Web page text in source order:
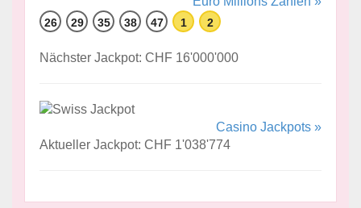
26 29 35 38 47 1 2
Nächster Jackpot: CHF 16'000'000
Casino Jackpots »
Aktueller Jackpot: CHF 1'038'774